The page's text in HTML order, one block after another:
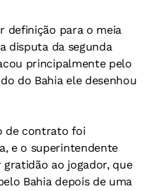
definição para o meia
disputa da segunda
principalmente pelo
do Bahia ele desenhou
de contrato foi
e o superintendente
ao jogador, que
Bahia depois de uma